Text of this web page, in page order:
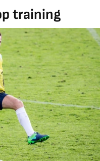
training